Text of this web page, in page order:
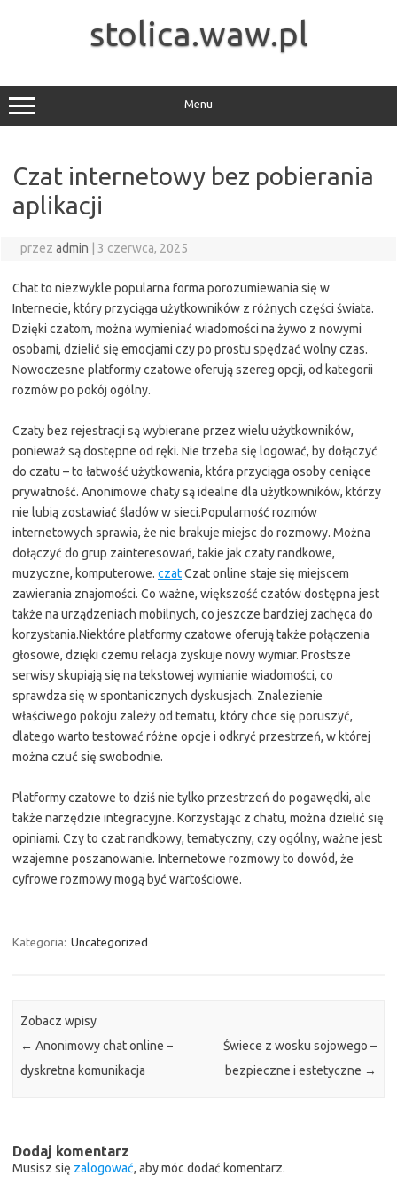
stolica.waw.pl
Menu
Czat internetowy bez pobierania
aplikacji
przez admin 3 czerwca, 2025
Chat to niezwykle popularna forma porozumiewania się w
Internecie, który przyciąga użytkowników z różnych części świata.
Dzięki czatom, można wymieniać wiadomości na żywo z nowymi
osobami, dzielić się emocjami czy po prostu spędzać wolny czas.
Nowoczesne platformy czatowe oferują szereg opcji, od kategorii
rozmów po pokój ogólny.
Czaty bez rejestracji są wybierane przez wielu użytkowników,
ponieważ są dostępne od ręki. Nie trzeba się logować, by dołączyć
do czatu – to łatwość użytkowania, która przyciąga osoby ceniące
prywatność. Anonimowe chaty są idealne dla użytkowników, którzy
nie lubią zostawiać śladów w sieci.Popularność rozmów
internetowych sprawia, że nie brakuje miejsc do rozmowy. Można
dołączyć do grup zainteresowań, takie jak czaty randkowe,
muzyczne, komputerowe. czatCzat online staje się miejscem
zawierania znajomości. Co ważne, większość czatów dostępna jest
także na urządzeniach mobilnych, co jeszcze bardziej zachęca do
korzystania.Niektóre platformy czatowe oferują także połączenia
głosowe, dzięki czemu relacja zyskuje nowy wymiar. Prostsze
serwisy skupiają się na tekstowej wymianie wiadomości, co
sprawdza się w spontanicznych dyskusjach. Znalezienie
właściwego pokoju zależy od tematu, który chce się poruszyć,
dlatego warto testować różne opcje i odkryć przestrzeń, w której
można czuć się swobodnie.
Platformy czatowe to dziś nie tylko przestrzeń do pogawędki, ale
także narzędzie integracyjne. Korzystając z chatu, można dzielić się
opiniami. Czy to czat randkowy, tematyczny, czy ogólny, ważne jest
wzajemne poszanowanie. Internetowe rozmowy to dowód, że
cyfrowe rozmowy mogą być wartościowe.
Kategoria: Uncategorized
Zobacz wpisy
← Anonimowy chat online –
dyskretna komunikacja
Świece z wosku sojowego –
bezpieczne i estetyczne →
Dodaj komentarz
Musisz się zalogować, aby móc dodać komentarz.